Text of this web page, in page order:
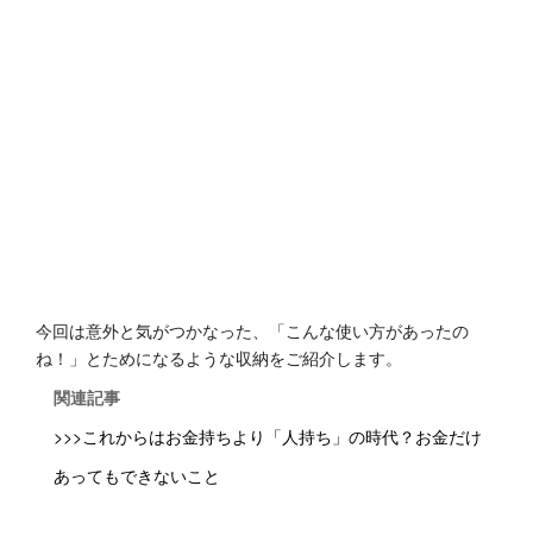
今回は意外と気がつかなった、「こんな使い方があったの
ね！」とためになるような収納をご紹介します。
関連記事
>>>これからはお金持ちより「人持ち」の時代？お金だけ
あってもできないこと